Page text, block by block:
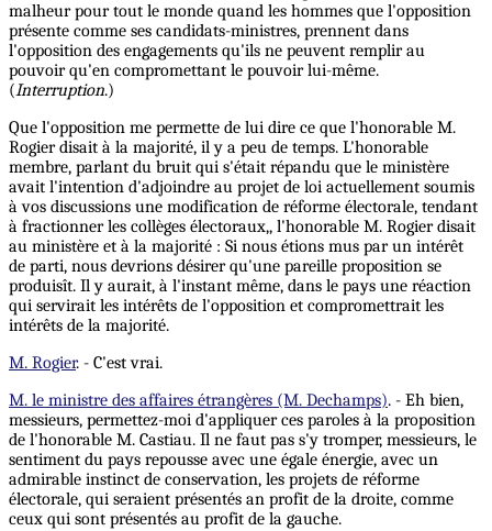
malheur pour tout le monde quand les hommes que l'opposition
présente comme ses candidats-ministres, prennent dans
l'opposition des engagements qu'ils ne peuvent remplir au
pouvoir qu'en compromettant le pouvoir lui-même.
(Interruption.)
Que l'opposition me permette de lui dire ce que l'honorable M.
Rogier disait à la majorité, il y a peu de temps. L'honorable
membre, parlant du bruit qui s'était répandu que le ministère
avait l'intention d'adjoindre au projet de loi actuellement soumis
à vos discussions une modification de réforme électorale, tendant
à fractionner les collèges électoraux,, l'honorable M. Rogier disait
au ministère et à la majorité : Si nous étions mus par un intérêt
de parti, nous devrions désirer qu'une pareille proposition se
produisît. Il y aurait, à l'instant même, dans le pays une réaction
qui servirait les intérêts de l'opposition et compromettrait les
intérêts de la majorité.
M. Rogier. - C'est vrai.
M. le ministre des affaires étrangères (M. Dechamps). - Eh bien,
messieurs, permettez-moi d'appliquer ces paroles à la proposition
de l'honorable M. Castiau. Il ne faut pas s'y tromper, messieurs, le
sentiment du pays repousse avec une égale énergie, avec un
admirable instinct de conservation, les projets de réforme
électorale, qui seraient présentés an profit de la droite, comme
ceux qui sont présentés au profit de la gauche.